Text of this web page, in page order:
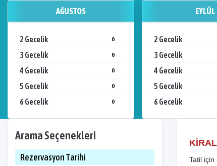
AĞUSTOS
2 Gecelik 0
3 Gecelik 0
4 Gecelik 0
5 Gecelik 0
6 Gecelik 0
EYLÜL
2 Gecelik
3 Gecelik
4 Gecelik
5 Gecelik
6 Gecelik
Arama Seçenekleri
Rezervasyon Tarihi Tatil için